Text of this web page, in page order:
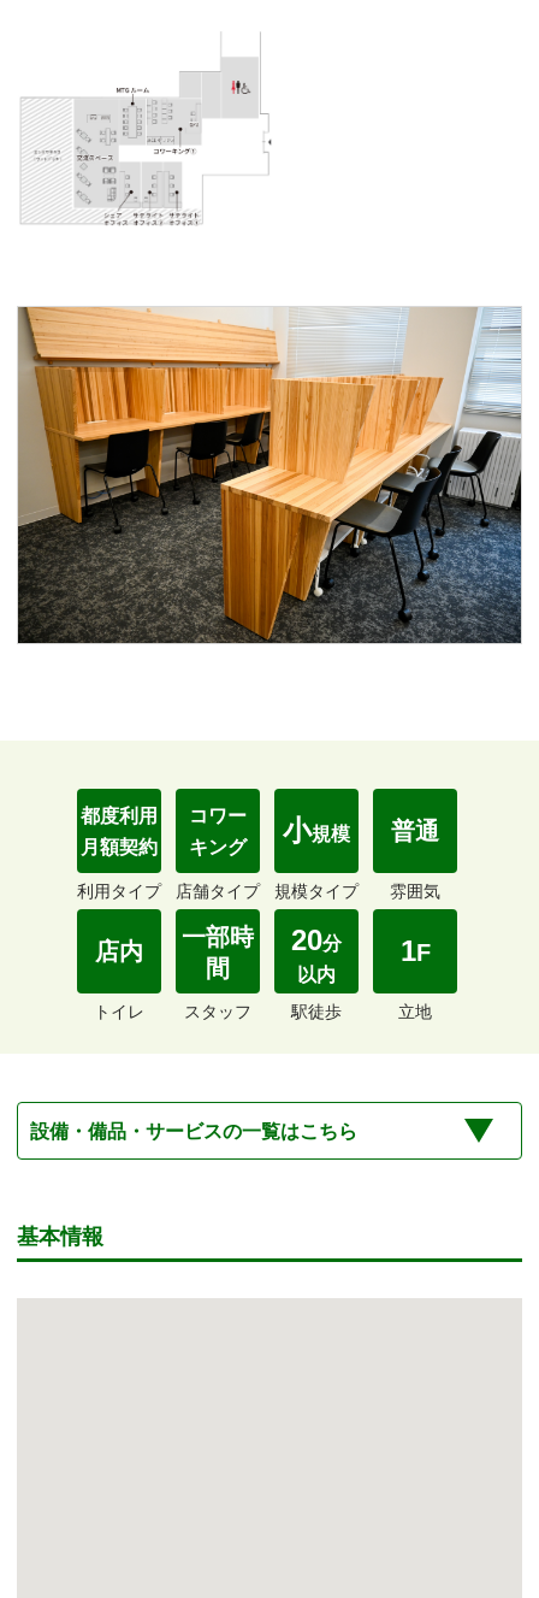
都度利用
月額契約
利用タイプ
コワー
キング
店舗タイプ
小規模
規模タイプ
普通
雰囲気
店内
トイレ
一部時
間
スタッフ
20分
以内
駅徒歩
1F
立地
設備・備品・サービスの一覧はこちら
基本情報